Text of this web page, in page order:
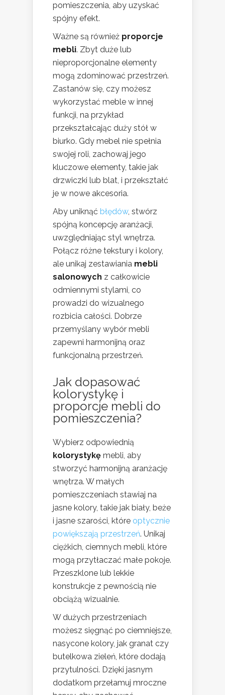
pomieszczenia, aby uzyskać
spójny efekt.
Ważne są również proporcje
mebli. Zbyt duże lub
nieproporcjonalne elementy
mogą zdominować przestrzeń.
Zastanów się, czy możesz
wykorzystać meble w innej
funkcji, na przykład
przekształcając duży stół w
biurko. Gdy mebel nie spełnia
swojej roli, zachowaj jego
kluczowe elementy, takie jak
drzwiczki lub blat, i przekształć
je w nowe akcesoria.
Aby uniknąć błędów, stwórz
spójną koncepcję aranżacji,
uwzględniając styl wnętrza.
Połącz różne tekstury i kolory,
ale unikaj zestawiania mebli
salonowych z całkowicie
odmiennymi stylami, co
prowadzi do wizualnego
rozbicia całości. Dobrze
przemyślany wybór mebli
zapewni harmonijną oraz
funkcjonalną przestrzeń.
Jak dopasować
kolorystykę i
proporcje mebli do
pomieszczenia?
Wybierz odpowiednią
kolorystykę mebli, aby
stworzyć harmonijną aranżację
wnętrza. W małych
pomieszczeniach stawiaj na
jasne kolory, takie jak biały, beże
i jasne szarości, które optycznie
powiększają przestrzeń. Unikaj
ciężkich, ciemnych mebli, które
mogą przytłaczać małe pokoje.
Przeszklone lub lekkie
konstrukcje z pewnością nie
obciążą wizualnie.
W dużych przestrzeniach
możesz sięgnąć po ciemniejsze,
nasycone kolory, jak granat czy
butelkowa zieleń, które dodają
przytulności. Dzięki jasnym
dodatkom przełamuj mroczne